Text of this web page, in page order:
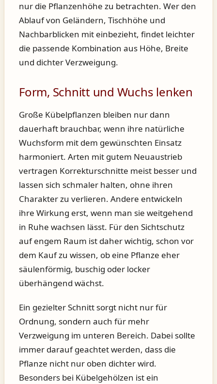
nur die Pflanzenhöhe zu betrachten. Wer den
Ablauf von Geländern, Tischhöhe und
Nachbarblicken mit einbezieht, findet leichter
die passende Kombination aus Höhe, Breite
und dichter Verzweigung.
Form, Schnitt und Wuchs lenken
Große Kübelpflanzen bleiben nur dann
dauerhaft brauchbar, wenn ihre natürliche
Wuchsform mit dem gewünschten Einsatz
harmoniert. Arten mit gutem Neuaustrieb
vertragen Korrekturschnitte meist besser und
lassen sich schmaler halten, ohne ihren
Charakter zu verlieren. Andere entwickeln
ihre Wirkung erst, wenn man sie weitgehend
in Ruhe wachsen lässt. Für den Sichtschutz
auf engem Raum ist daher wichtig, schon vor
dem Kauf zu wissen, ob eine Pflanze eher
säulenförmig, buschig oder locker
überhängend wächst.
Ein gezielter Schnitt sorgt nicht nur für
Ordnung, sondern auch für mehr
Verzweigung im unteren Bereich. Dabei sollte
immer darauf geachtet werden, dass die
Pflanze nicht nur oben dichter wird.
Besonders bei Kübelgehölzen ist ein